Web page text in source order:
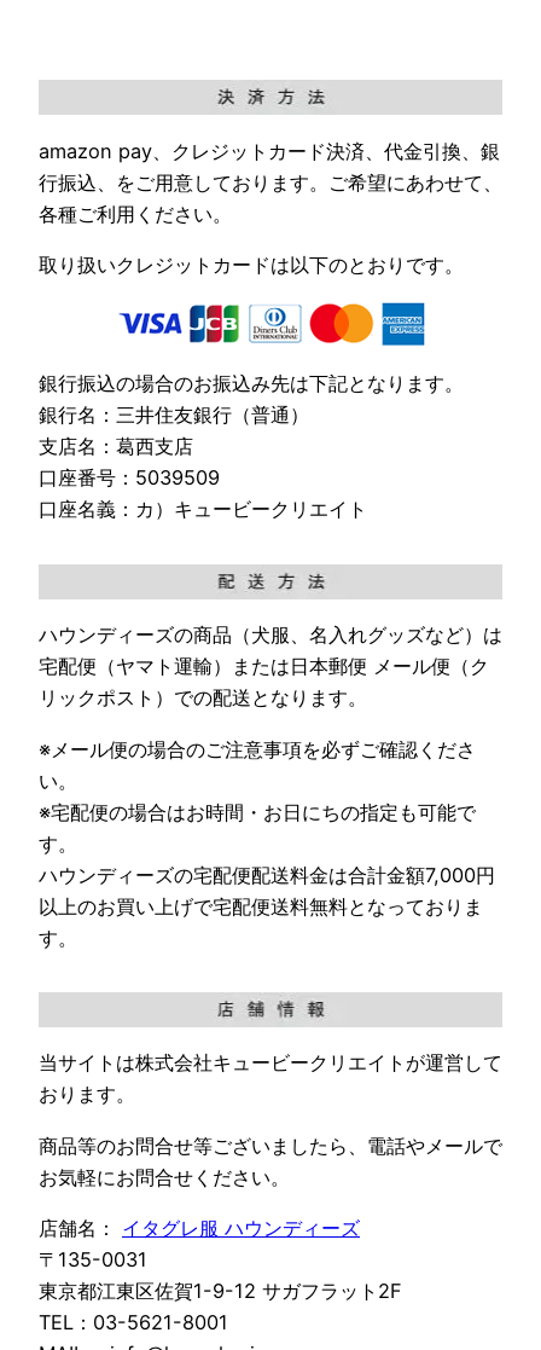
amazon pay、クレジットカード決済、代金引換、銀
行振込、をご用意しております。ご希望にあわせて、
各種ご利用ください。
取り扱いクレジットカードは以下のとおりです。
銀行振込の場合のお振込み先は下記となります。
銀行名：三井住友銀行（普通）
支店名：葛西支店
口座番号：5039509
口座名義：カ）キュービークリエイト
ハウンディーズの商品（犬服、名入れグッズなど）は
宅配便（ヤマト運輸）または日本郵便 メール便（ク
リックポスト）での配送となります。
※メール便の場合のご注意事項を必ずご確認くださ
い。
※宅配便の場合はお時間・お日にちの指定も可能で
す。
ハウンディーズの宅配便配送料金は合計金額7,000円
以上のお買い上げで宅配便送料無料となっておりま
す。
当サイトは株式会社キュービークリエイトが運営して
おります。
商品等のお問合せ等ございましたら、電話やメールで
お気軽にお問合せください。
店舗名： イタグレ服 ハウンディーズ
〒135-0031
東京都江東区佐賀1-9-12 サガフラット2F
TEL：03-5621-8001